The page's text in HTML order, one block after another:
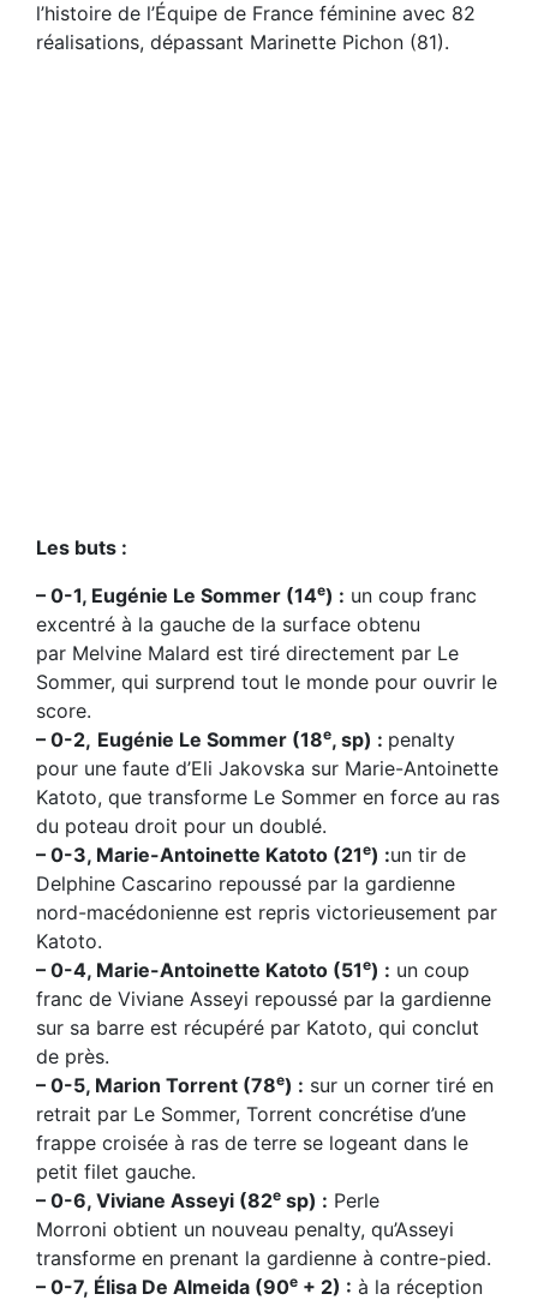
l’histoire de l’Équipe de France féminine avec 82
réalisations, dépassant Marinette Pichon (81).
Les buts :
– 0-1, Eugénie Le Sommer (14e) : un coup franc
excentré à la gauche de la surface obtenu
par Melvine Malard est tiré directement par Le
Sommer, qui surprend tout le monde pour ouvrir le
score.
– 0-2, Eugénie Le Sommer (18e, sp) : penalty
pour une faute d’Eli Jakovska sur Marie-Antoinette
Katoto, que transforme Le Sommer en force au ras
du poteau droit pour un doublé.
– 0-3, Marie-Antoinette Katoto (21e) :un tir de
Delphine Cascarino repoussé par la gardienne
nord-macédonienne est repris victorieusement par
Katoto.
– 0-4, Marie-Antoinette Katoto (51e) : un coup
franc de Viviane Asseyi repoussé par la gardienne
sur sa barre est récupéré par Katoto, qui conclut
de près.
– 0-5, Marion Torrent (78e) : sur un corner tiré en
retrait par Le Sommer, Torrent concrétise d’une
frappe croisée à ras de terre se logeant dans le
petit filet gauche.
– 0-6, Viviane Asseyi (82e sp) : Perle
Morroni obtient un nouveau penalty, qu’Asseyi
transforme en prenant la gardienne à contre-pied.
– 0-7, Élisa De Almeida (90e + 2) : à la réception